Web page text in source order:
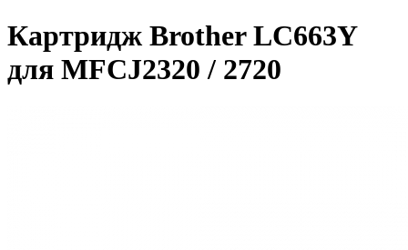
Картридж Brother LC663Y
для MFCJ2320 / 2720